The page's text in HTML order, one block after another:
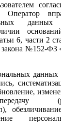
Оператор
6, части 2
закона №152-ФЗ
данных